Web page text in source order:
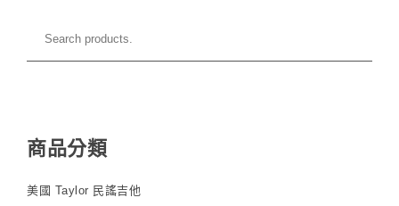
商品分類
美國 Taylor 民謠吉他